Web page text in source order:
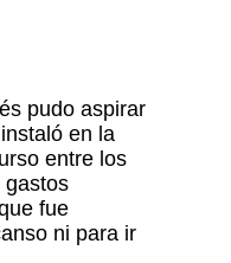
pudo aspirar
en la
entre los
gastos
fue
ni para ir